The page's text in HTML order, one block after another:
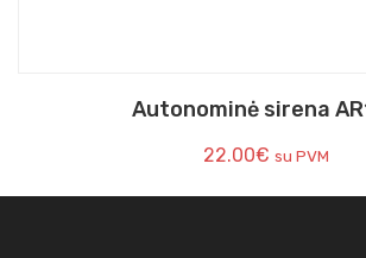
Autonominė sirena
22.00€ su PVM